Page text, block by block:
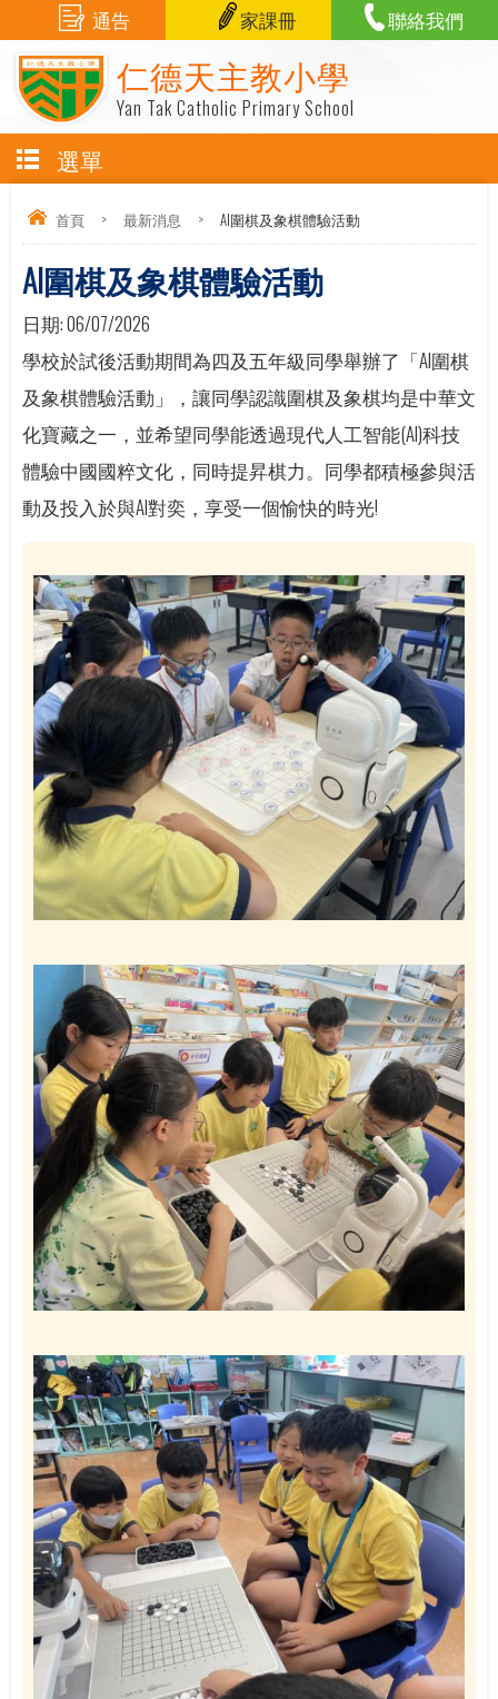
仁德天主教小學
Yan Tak Catholic Primary School
通告 家課冊 聯絡我們
選單
首頁 > 最新消息 > AI圍棋及象棋體驗活動
AI圍棋及象棋體驗活動
日期:06/07/2026
學校於試後活動期間為四及五年級同學舉辦了「AI圍棋
及象棋體驗活動」，讓同學認識圍棋及象棋均是中華文
化寶藏之一，並希望同學能透過現代人工智能(AI)科技
體驗中國國粹文化，同時提昇棋力。同學都積極參與活
動及投入於與AI對奕，享受一個愉快的時光!